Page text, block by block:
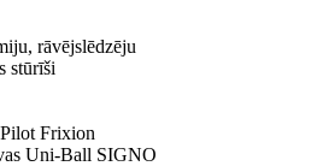
rāvējslēdzēju
stūrīši
Pilot Frixion
Uni-Ball SIGNO